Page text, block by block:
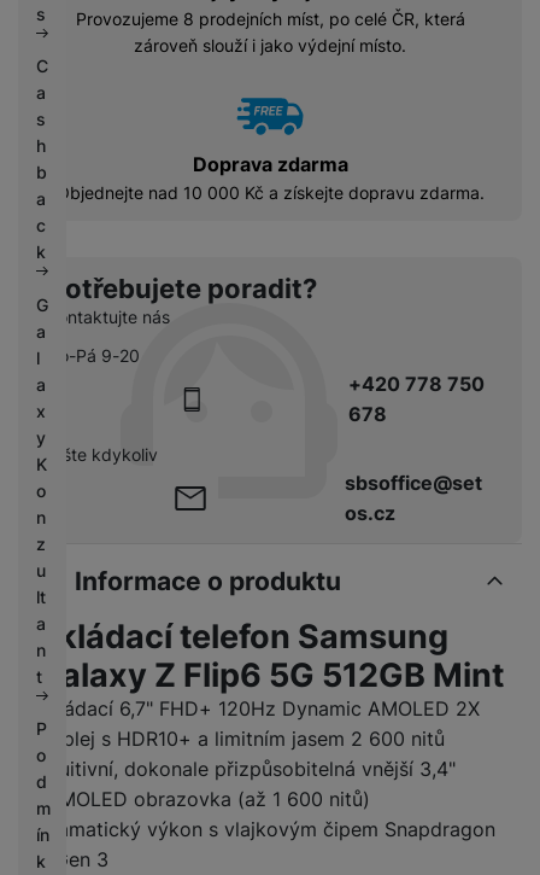
s
C
a
s
h
b
a
c
k
G
a
l
a
x
y
K
o
n
z
u
lt
a
n
t
P
o
d
m
ín
k
Provozujeme 8 prodejních míst, po celé ČR, která
zároveň slouží i jako výdejní místo.
Doprava zdarma
Objednejte nad 10 000 Kč a získejte dopravu zdarma.
Potřebujete poradit?
Kontaktujte nás
Po-Pá 9-20
+420 778 750
678
pište kdykoliv
sbsoffice@set
os.cz
Informace o produktu
Skládací telefon Samsung
Galaxy Z Flip6 5G 512GB Mint
Skládací 6,7" FHD+ 120Hz Dynamic AMOLED 2X
displej s HDR10+ a limitním jasem 2 600 nitů
Intuitivní, dokonale přizpůsobitelná vnější 3,4"
sAMOLED obrazovka (až 1 600 nitů)
Dramatický výkon s vlajkovým čipem Snapdragon
8 Gen 3